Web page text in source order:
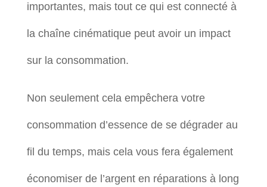
importantes, mais tout ce qui est connecté à
la chaîne cinématique peut avoir un impact
sur la consommation.
Non seulement cela empêchera votre
consommation d’essence de se dégrader au
fil du temps, mais cela vous fera également
économiser de l’argent en réparations à long